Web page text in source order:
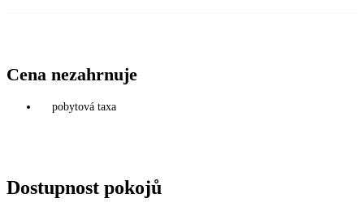
Cena nezahrnuje
pobytová taxa
Dostupnost pokojů